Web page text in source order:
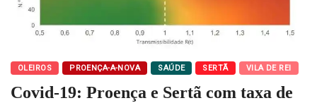
OLEIROS PROENÇA-A-NOVA SAÚDE SERTÃ VILA DE REI
Covid-19: Proença e Sertã com taxa de